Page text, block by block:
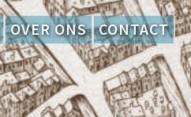
OVER ONS CONTACT